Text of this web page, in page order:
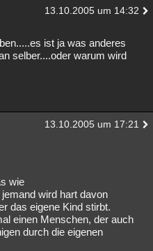
Literatur
Gaming Filme
13.10.2005 um 14:32
ist ja was anderes
selber....oder warum wird
13.10.2005 um 17:21
wie
wird hart davon
das eigene Kind stirbt.
einen Menschen, der auch
durch die eigenen